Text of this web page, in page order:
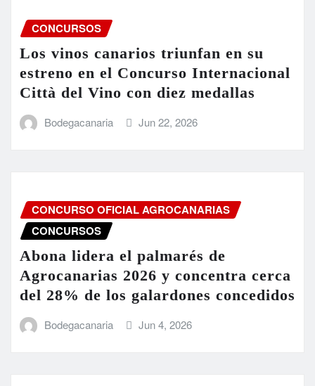
CONCURSOS
Los vinos canarios triunfan en su
estreno en el Concurso Internacional
Città del Vino con diez medallas
Bodegacanaria Jun 22, 2026
CONCURSO OFICIAL AGROCANARIAS
CONCURSOS
Abona lidera el palmarés de
Agrocanarias 2026 y concentra cerca
del 28% de los galardones concedidos
Bodegacanaria Jun 4, 2026